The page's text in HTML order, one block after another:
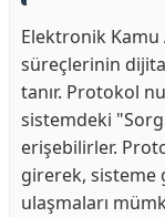
Elektronik Kamu
süreçlerinin
tanır. Protokol
sistemdeki
erişebilirler.
girerek, sisteme
ulaşmaları